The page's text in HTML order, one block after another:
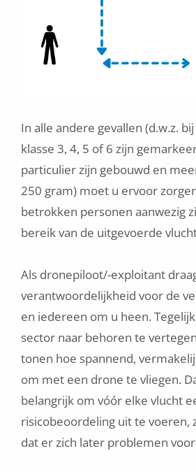
In alle andere gevallen (d.w.z.
klasse 3, 4, 5 of 6 zijn
particulier zijn gebouwd en
250 gram) moet u ervoor
betrokken personen aanwezig
bereik van de uitgevoerde
Als dronepiloot/-exploitant
verantwoordelijkheid voor de
en iedereen om u heen.
sector naar behoren te
tonen hoe spannend,
om met een drone te vliegen.
belangrijk om vóór elke vlucht
risicobeoordeling uit te voeren,
dat er zich later problemen